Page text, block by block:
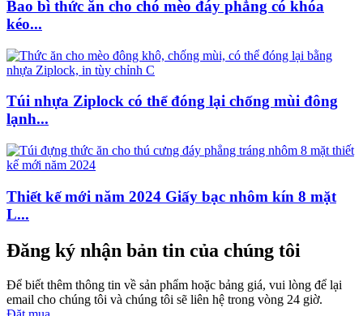
Bao bì thức ăn cho chó mèo đáy phẳng có khóa
kéo...
Túi nhựa Ziplock có thể đóng lại chống mùi đông
lạnh...
Thiết kế mới năm 2024 Giấy bạc nhôm kín 8 mặt
L...
Đăng ký nhận bản tin của chúng tôi
Để biết thêm thông tin về sản phẩm hoặc bảng giá, vui lòng để lại
email cho chúng tôi và chúng tôi sẽ liên hệ trong vòng 24 giờ.